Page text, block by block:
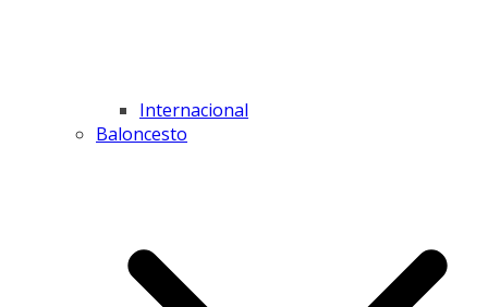
Internacional
Baloncesto